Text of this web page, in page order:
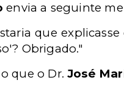
envia a seguinte
que
Obrigado."
que o Dr.José